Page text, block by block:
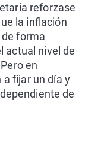
reforzase
la inflación
forma
actual nivel de
en
fijar un día y
de